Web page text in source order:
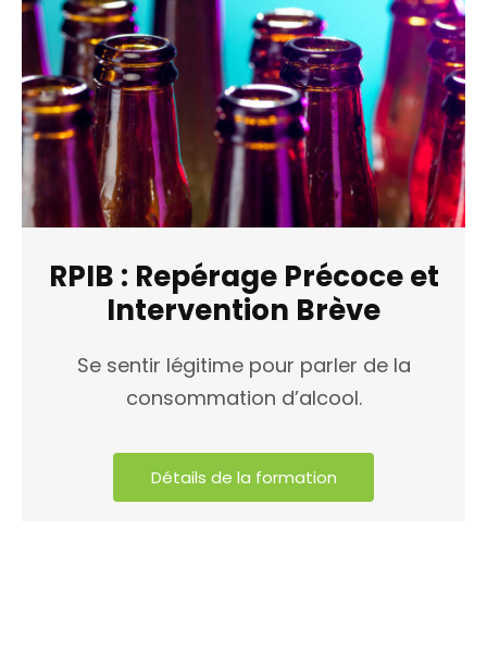
RPIB : Repérage Précoce et
Intervention Brève
Se sentir légitime pour parler de la
consommation d’alcool.
Détails de la formation